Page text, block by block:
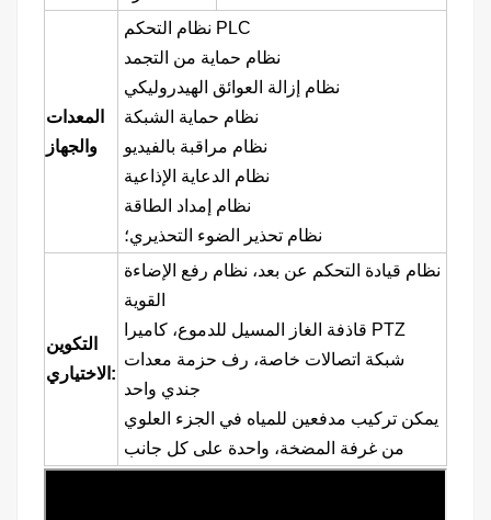
المعدات
والجهاز
نظام التحكم PLC
نظام حماية من التجمد
نظام إزالة العوائق الهيدروليكي
نظام حماية الشبكة
نظام مراقبة بالفيديو
نظام الدعاية الإذاعية
نظام إمداد الطاقة
نظام تحذير الضوء التحذيري؛
التكوين
الاختياري:
نظام قيادة التحكم عن بعد، نظام رفع الإضاءة
القوية
قاذفة الغاز المسيل للدموع، كاميرا PTZ
شبكة اتصالات خاصة، رف حزمة معدات
جندي واحد
يمكن تركيب مدفعين للمياه في الجزء العلوي
من غرفة المضخة، واحدة على كل جانب